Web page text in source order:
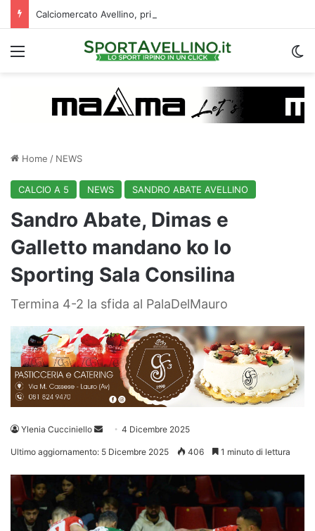
Menu
Home / NEWS
CALCIO A 5 NEWS SANDRO ABATE AVELLINO
Sandro Abate, Dimas e
Galletto mandano ko lo
Sporting Sala Consilina
Termina 4-2 la sfida al PalaDelMauro
Ylenia Cucciniello
Invia 4 Dicembre 2025
Ultimo aggiornamento: 5 Dicembre 2025 406 1 minuto di lettura